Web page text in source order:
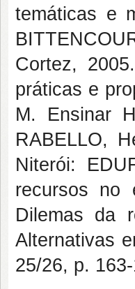
temáticas e
Cortez,
práticas e
M. Ensinar
RABELLO,
Niterói:
recursos no
Dilemas da
Alternativas
25/26, p.